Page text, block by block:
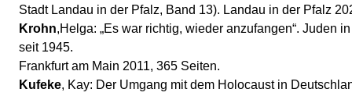
Stadt Landau in der Pfalz, Band 13). Landau in der Pfalz
Krohn,Helga: „Es war richtig, wieder anzufangen“. Juden
seit 1945.
Frankfurt am Main 2011, 365 Seiten.
Kufeke, Kay: Der Umgang mit dem Holocaust in